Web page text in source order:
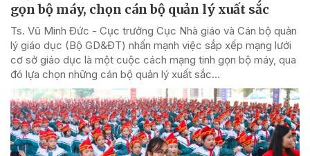
gọn bộ máy, chọn cán bộ quản lý xuất sắc
Ts. Vũ Minh Đức - Cục trưởng Cục Nhà giáo và Cán bộ quản
lý giáo dục (Bộ GD&ĐT) nhấn mạnh việc sắp xếp mạng lưới
cơ sở giáo dục là một cuộc cách mạng tinh gọn bộ máy, qua
đó lựa chọn những cán bộ quản lý xuất sắc...